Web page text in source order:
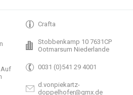
Auf
Crafta
Stobbenkamp 10 7631CP
Ootmarsum Niederlande
0031 (0)541 29 4001
d.vonpiekartz-
doppelhofer@gmx.de